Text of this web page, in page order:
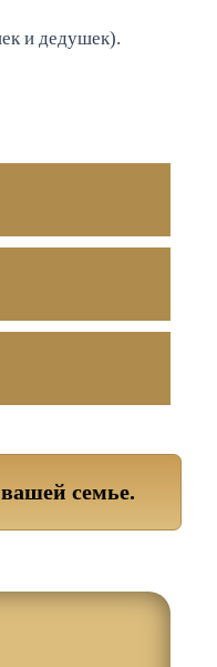
и дедушек).
семье.